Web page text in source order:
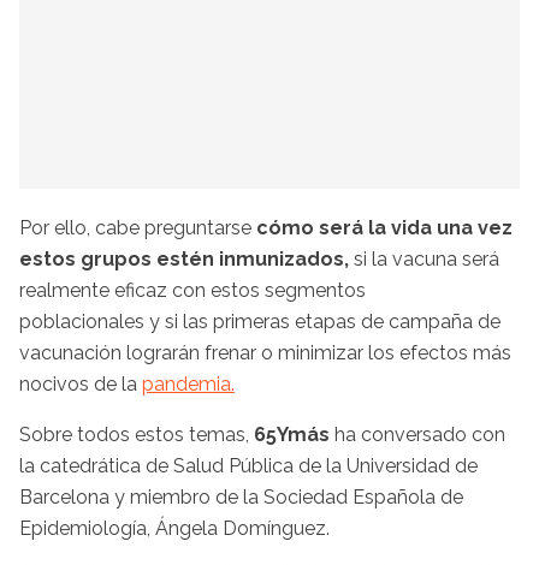
Por ello, cabe preguntarse cómo será la vida una vez
estos grupos estén inmunizados, si la vacuna será
realmente eficaz con estos segmentos
poblacionales y si las primeras etapas de campaña de
vacunación lograrán frenar o minimizar los efectos más
nocivos de la pandemia.
Sobre todos estos temas, 65Ymás ha conversado con
la catedrática de Salud Pública de la Universidad de
Barcelona y miembro de la Sociedad Española de
Epidemiología, Ángela Domínguez.